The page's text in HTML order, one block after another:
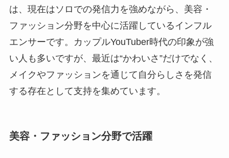
は、現在はソロでの発信力を強めながら、美容・
ファッション分野を中心に活躍しているインフル
エンサーです。カップルYouTuber時代の印象が強
い人も多いですが、最近は“かわいさ”だけでなく、
メイクやファッションを通じて自分らしさを発信
する存在として支持を集めています。
美容・ファッション分野で活躍